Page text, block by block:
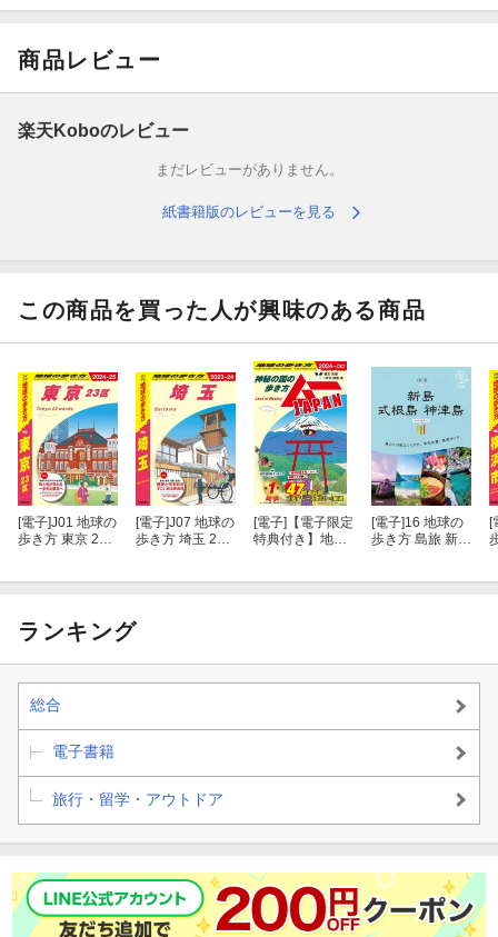
徹底紹介／船旅の魅力
家ステイ／島のスナックでディープナイト
利島の贅沢な過ごし方／生産量日本一！椿油を手に入れる
● 新島
映えを確約！絶景ビーチ＆フォトスポット／名物モヤイを探す／
初心者OKボディボード
● 式根島
海辺の天然温泉／海を一望！おすすめ展望台4／グランピングで満
海上アスレチック！赤崎遊歩道大解剖／水配り伝説が残る神の島
で御朱印巡り／黒曜石の謎に迫る
火山のパワーを知るダイナミックな地形巡り／島を一周！潮風サ
イクリング／野鳥の楽園を散策
夢を叶える！ドルフィンスイム／長滝山トレッキング／自転車禁
止?急坂だらけの集落散策
商品レビュー
楽天Koboのレビュー
まだレビューがありません。
紙書籍版のレビューを見る
この商品を買った人が興味のある商品
[電子]J01 地球の
歩き方 東京 23
[電子]J07 地球の
歩き方 埼玉 202
[電子] 【電子限定
特典付き】地球
[電子]16 地球の
歩き方 島旅 新島
[
ランキング
総合
電子書籍
旅行・留学・アウトドア